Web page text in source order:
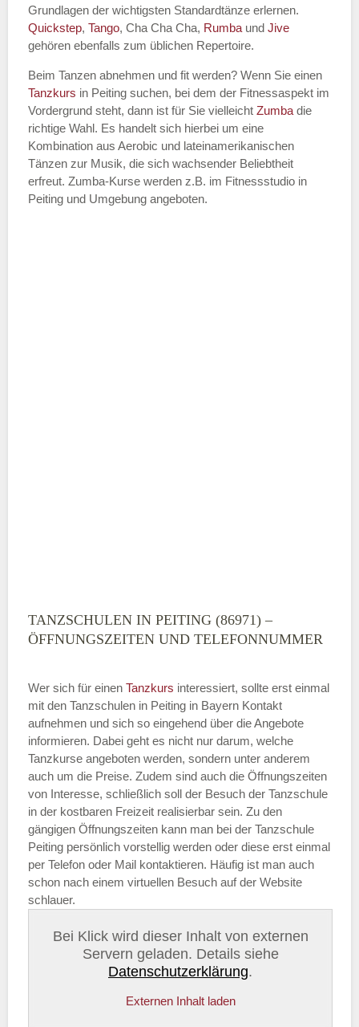
Tanzart*
Grundlagen der wichtigsten Standardtänze erlernen.
Quickstep, Tango, Cha Cha Cha, Rumba und Jive
gehören ebenfalls zum üblichen Repertoire.
Beim Tanzen abnehmen und fit werden? Wenn Sie einen
Tanzkurs in Peiting suchen, bei dem der Fitnessaspekt im
Vordergrund steht, dann ist für Sie vielleicht Zumba die
richtige Wahl. Es handelt sich hierbei um eine
Kombination aus Aerobic und lateinamerikanischen
Tänzen zur Musik, die sich wachsender Beliebtheit
erfreut. Zumba-Kurse werden z.B. im Fitnessstudio in
Peiting und Umgebung angeboten.
TANZSCHULEN IN PEITING (86971) –
ÖFFNUNGSZEITEN UND TELEFONNUMMER
Wer sich für einen Tanzkurs interessiert, sollte erst einmal
mit den Tanzschulen in Peiting in Bayern Kontakt
aufnehmen und sich so eingehend über die Angebote
informieren. Dabei geht es nicht nur darum, welche
Tanzkurse angeboten werden, sondern unter anderem
auch um die Preise. Zudem sind auch die Öffnungszeiten
von Interesse, schließlich soll der Besuch der Tanzschule
in der kostbaren Freizeit realisierbar sein. Zu den
gängigen Öffnungszeiten kann man bei der Tanzschule
Peiting persönlich vorstellig werden oder diese erst einmal
per Telefon oder Mail kontaktieren. Häufig ist man auch
schon nach einem virtuellen Besuch auf der Website
schlauer.
Bei Klick wird dieser Inhalt von externen
Servern geladen. Details siehe
Datenschutzerklärung.
Externen Inhalt laden